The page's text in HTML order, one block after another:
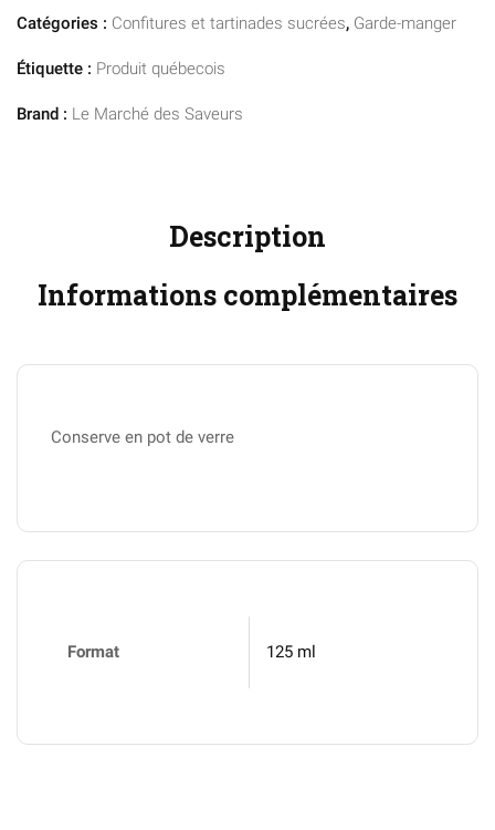
Catégories : Confitures et tartinades sucrées, Garde-manger
Étiquette : Produit québecois
Brand : Le Marché des Saveurs
Description
Informations complémentaires
Conserve en pot de verre
Format 125 ml